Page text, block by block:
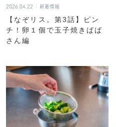
2026.04.22 新着情報
【なぞリス。第3話】ピン
チ！卵１個で玉子焼きばば
さん編